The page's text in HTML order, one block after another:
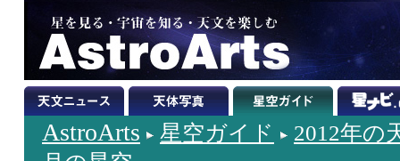
AstroArts 星空ガイド
2012年の